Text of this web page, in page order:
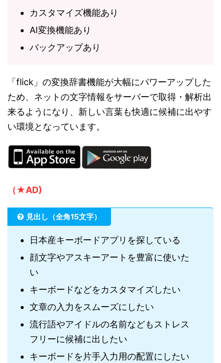
カスタマイズ機能あり
AI変換機能あり
バックアップあり
「flick」の変換辞書機能が大幅にパワーアップした
ため、ネットの文字情報をサーバーで取得・解析出
来るようになり、新しい言葉も快適に候補に出やす
い環境となっています。
（★AD)
見出し（全角15文字）
日本産キーボードアプリを探している
顔文字やアスキーアートを豊富に使いた
い
キーボードなどをカスタマイズしたい
文章の入力をスムーズにしたい
流行語やアイドルの名前などもストレス
フリーに候補に出したい
キーボードを片手入力用の配置にしたい